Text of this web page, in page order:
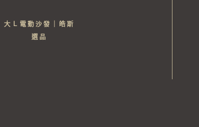
大Ｌ電動沙發｜皓斯
選品